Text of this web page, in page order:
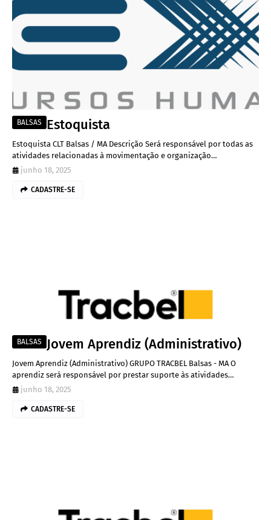
BALSAS Estoquista
Estoquista CLT Balsas / MA Descrição Será responsável por todas as
atividades relacionadas à movimentação e organização…
junho 18, 2025
CADASTRE-SE
BALSAS Jovem Aprendiz (Administrativo)
Jovem Aprendiz (Administrativo) GRUPO TRACBEL Balsas - MA O
aprendiz será responsável por prestar suporte às atividades…
junho 18, 2025
CADASTRE-SE